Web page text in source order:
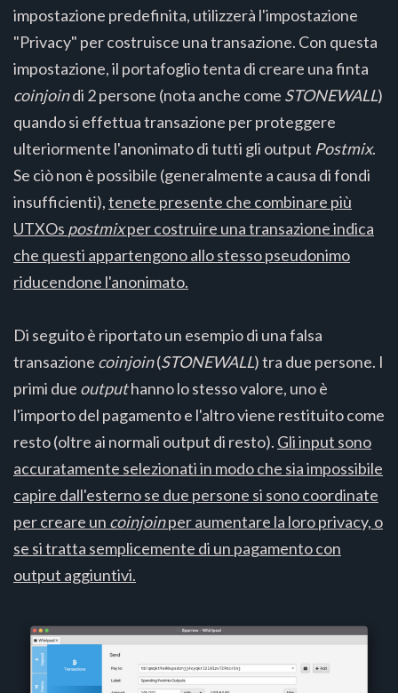
impostazione predefinita, utilizzerà l'impostazione
"Privacy" per costruisce una transazione. Con questa
impostazione, il portafoglio tenta di creare una finta
coinjoindi 2 persone (nota anche come STONEWALL)
quando si effettua transazione per proteggere
ulteriormente l'anonimato di tutti gli output Postmix.
Se ciò non è possibile (generalmente a causa di fondi
insufficienti),tenete presente che combinare più
UTXOs postmixper costruire una transazione indica
che questi appartengono allo stesso pseudonimo
riducendone l'anonimato.
Di seguito è riportato un esempio di una falsa
transazione coinjoin(STONEWALL) tra due persone. I
primi due outputhanno lo stesso valore, uno è
l'importo del pagamento e l'altro viene restituito come
resto (oltre ai normali output di resto). Gli input sono
accuratamente selezionati in modo che sia impossibile
capire dall'esterno se due persone si sono coordinate
per creare un coinjoinper aumentare la loro privacy, o
se si tratta semplicemente di un pagamento con
output aggiuntivi.